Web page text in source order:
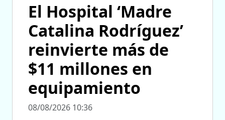
El Hospital ‘Madre
Catalina Rodríguez’
reinvierte más de
$11 millones en
equipamiento
08/08/2026 10:36